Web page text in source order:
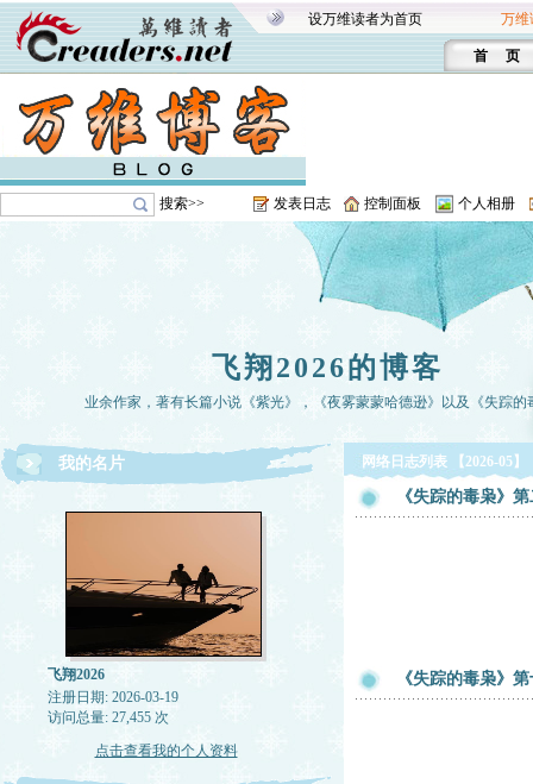
设万维读者为首页 万维
首 页
搜索>> 发表日志 控制面板 个人相册
飞翔2026的博客
业余作家，著有长篇小说《紫光》，《夜雾蒙蒙哈德逊》以及《失踪的
我的名片
飞翔2026
注册日期: 2026-03-19
访问总量: 27,455 次
点击查看我的个人资料
网络日志列表 【2026-05】
《失踪的毒枭》
《失踪的毒枭》